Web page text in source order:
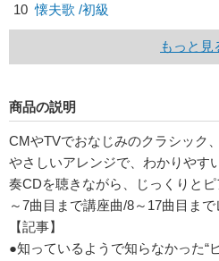
10 懐夫歌 /初級
もっと見
商品の説明
CMやTVでおなじみのクラシック
やさしいアレンジで、わかりやす
奏CDを聴きながら、じっくりと
～7曲目まで講座曲/8～17曲目ま
【記事】
●知っているようで知らなかった“